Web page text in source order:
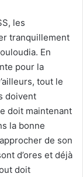
les
tranquillement
En
pour la
tout le
doivent
doit maintenant
la bonne
de son
d’ores et déjà
doit